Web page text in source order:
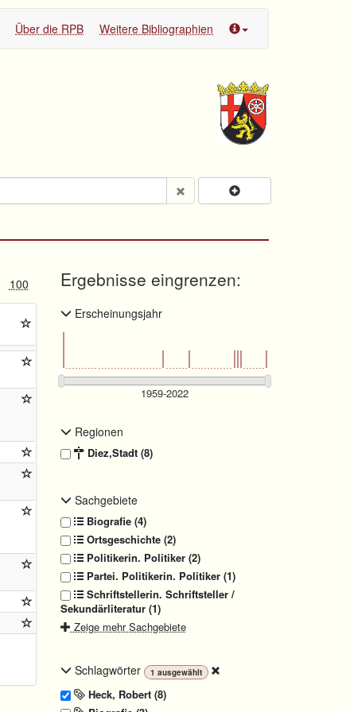
Über die RPB Weitere Bibliographien
100 Ergebnisse eingrenzen:
Erscheinungsjahr
Regionen
Diez,Stadt (8)
Sachgebiete
Biografie (4)
Ortsgeschichte (2)
Politikerin. Politiker (2)
Partei. Politikerin. Politiker (1)
Schriftstellerin. Schriftsteller /
Sekundärliteratur (1)
Zeige mehr Sachgebiete
Schlagwörter 1 ausgewählt
Heck, Robert (8)